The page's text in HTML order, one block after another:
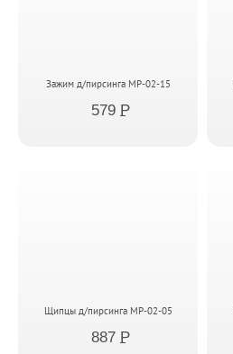
Зажим д/пирсинга MP-02-15
579 P
Щипцы д/пирсинга MP-02-05
887 P